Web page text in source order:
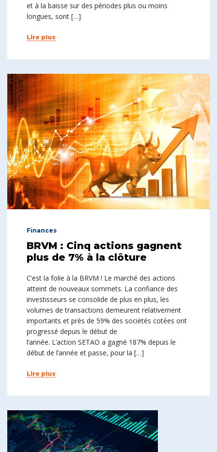
et à la baisse sur des périodes plus ou moins
longues, sont […]
Lire plus
Finances
BRVM : Cinq actions gagnent
plus de 7% à la clôture
C’est la folie à la BRVM ! Le marché des actions
atteint de nouveaux sommets. La confiance des
investisseurs se consolide de plus en plus, les
volumes de transactions demeurent relativement
importants et près de 59% des sociétés cotées ont
progressé depuis le début de
l’année. L’action SETAO a gagné 187% depuis le
début de l’année et passe, pour la […]
Lire plus